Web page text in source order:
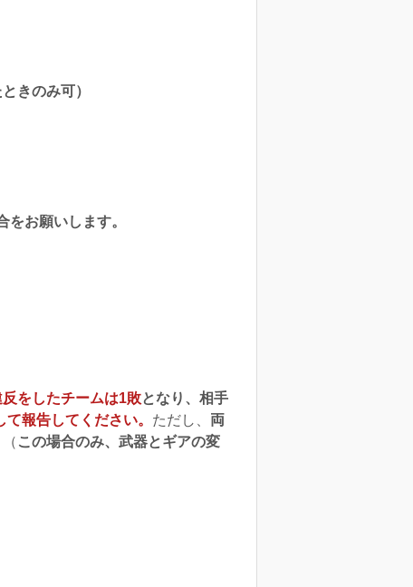
きのみ可）
をお願いします。
をしたチームは1敗となり、相手
て報告してください。 ただし、 両
この場合のみ、武器とギアの変